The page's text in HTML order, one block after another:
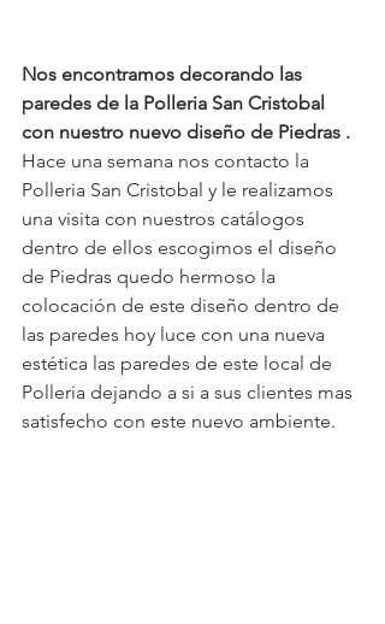
Nos encontramos decorando las
paredes de la Polleria San Cristobal
con nuestro nuevo diseño de Piedras .
Hace una semana nos contacto la
Polleria San Cristobal y le realizamos
una visita con nuestros catálogos
dentro de ellos escogimos el diseño
de Piedras quedo hermoso la
colocación de este diseño dentro de
las paredes hoy luce con una nueva
estética las paredes de este local de
Polleria dejando a si a sus clientes mas
satisfecho con este nuevo ambiente.